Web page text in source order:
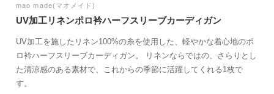
mao made(マオメイド)
UV加工リネンポロ衿ハーフスリーブカーディガン
UV加工を施したリネン100%の糸を使用した、軽やかな着心地のポ
ロ衿ハーフスリーブカーディガン。 リネンならではの、さらりとし
た清涼感のある素材で、これからの季節に活躍してくれる1枚で
す。